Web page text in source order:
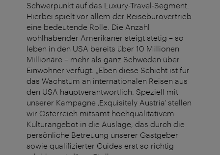
Schwerpunkt auf das Luxury-Travel-Segment.
Hierbei spielt vor allem der Reisebürovertrieb
eine bedeutende Rolle. Die Anzahl
wohlhabender Amerikaner steigt stetig – so
leben in den USA bereits über 10 Millionen
Millionäre – mehr als ganz Schweden über
Einwohner verfügt. „Eben diese Schicht ist für
das Wachstum an internationalen Reisen aus
den USA hauptverantwortlich. Speziell mit
unserer Kampagne ‚Exquisitely Austria‘ stellen
wir Österreich mitsamt hochqualitativem
Kulturangebot in die Auslage, das durch die
persönliche Betreuung unserer Gastgeber
sowie qualifizierter Guides erst so richtig